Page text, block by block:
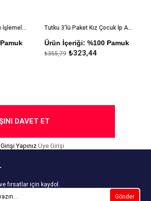
Tutku Kız Çocuk İp Askı İşlemeli Atlet Tutku 3'lü Paket Kız Çocuk İp Askı İşlemeli Atlet
Ürün İçeriği: %100 Pamuk
₺323,44
₺355,79
DAVET ET
YapınızÜye Girişi
fırsatlar için kaydol.
Gönder